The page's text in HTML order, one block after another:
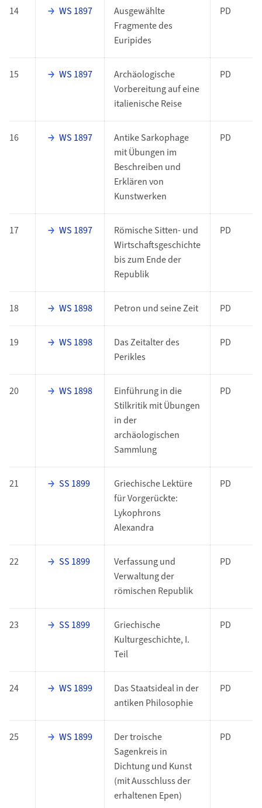
14 WS 1897
Ausgewählte
Fragmente des
Euripides
PD
15 WS 1897
Archäologische
Vorbereitung auf eine
italienische Reise
PD
16 WS 1897
Antike Sarkophage
mit Übungen im
Beschreiben und
Erklären von
Kunstwerken
PD
17 WS 1897
Römische Sitten- und
Wirtschaftsgeschichte
bis zum Ende der
Republik
PD
18 WS 1898 Petron und seine Zeit PD
19 WS 1898
Das Zeitalter des
Perikles
PD
20 WS 1898
Einführung in die
Stilkritik mit Übungen
in der
archäologischen
Sammlung
PD
21 SS 1899
Griechische Lektüre
für Vorgerückte:
Lykophrons
Alexandra
PD
22 SS 1899
Verfassung und
Verwaltung der
römischen Republik
PD
23 SS 1899
Griechische
Kulturgeschichte, I.
Teil
PD
24 WS 1899
Das Staatsideal in der
antiken Philosophie
PD
25 WS 1899
Der troische
Sagenkreis in
Dichtung und Kunst
(mit Ausschluss der
erhaltenen Epen)
PD